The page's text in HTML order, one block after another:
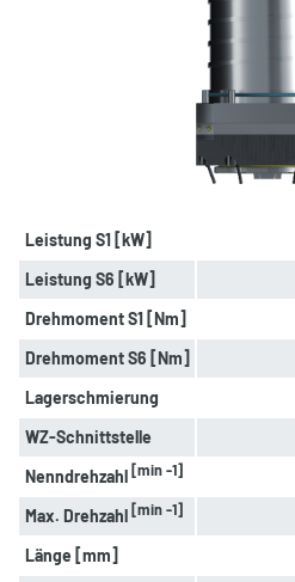
Leistung S1 [kW]
Leistung S6 [kW]
Drehmoment S1 [Nm]
Drehmoment S6 [Nm]
Lagerschmierung
WZ-Schnittstelle
Nenndrehzahl[min -1]
Max. Drehzahl[min -1]
Länge [mm]